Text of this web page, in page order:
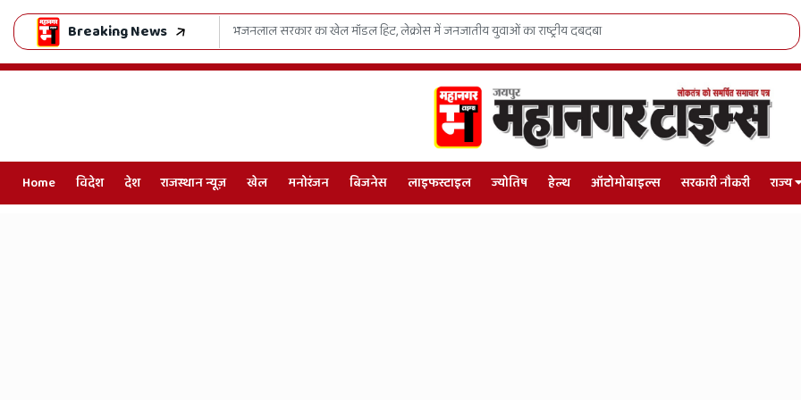
Breaking News
दबदबा जीवनदान की महाक्रांति: एक फैसले से रोशन होंगी 9 जिंदगियां, राजस्थान में शुरू हुआ 'जुग-जुग जियो अभियान'
Home विदेश देश राजस्थान न्यूज़ खेल मनोरंजन बिजनेस लाइफस्टाइल ज्योतिष हेल्थ ऑटोमोबाइल्स सरकारी नौकरी राज्य